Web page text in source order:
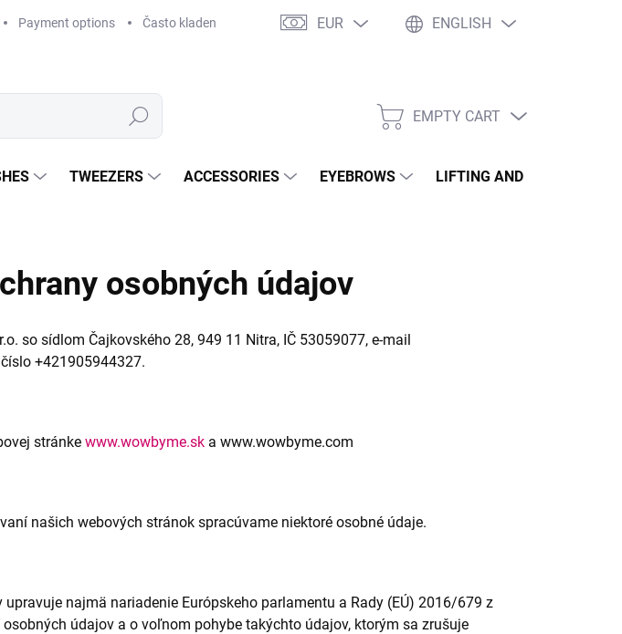
Payment options Často kladené otázky WOW Club Osobné vyzdvihnutie
EUR ENGLISH
Search
SHOPPING
EMPTY CART
TWEEZERS ACCESSORIES EYEBROWS LIFTING AND LAMINATION
osobných údajov
so sídlom Čajkovského 28, 949 11 Nitra, IČ 53059077, e-mail
+421905944327.
stránke www.wowbyme.sk a www.wowbyme.com
našich webových stránok spracúvame niektoré osobné údaje.
najmä nariadenie Európskeho parlamentu a Rady (EÚ) 2016/679 z
údajov a o voľnom pohybe takýchto údajov, ktorým sa zrušuje